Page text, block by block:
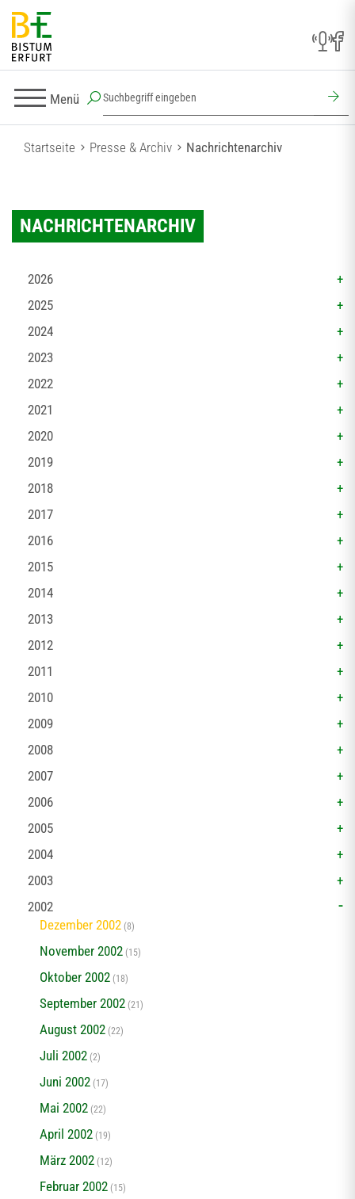
Menü
Startseite Presse & Archiv Nachrichtenarchiv
NACHRICHTENARCHIV
2026
2025
2024
2023
2022
2021
2020
2019
2018
2017
2016
2015
2014
2013
2012
2011
2010
2009
2008
2007
2006
2005
2004
2003
2002
Dezember 2002 (8)
November 2002 (15)
Oktober 2002 (18)
September 2002 (21)
August 2002 (22)
Juli 2002 (2)
Juni 2002 (17)
Mai 2002 (22)
April 2002 (19)
März 2002 (12)
Februar 2002 (15)